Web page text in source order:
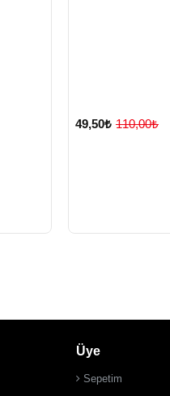
49,50₺ 110,00₺
Üye
Sepetim